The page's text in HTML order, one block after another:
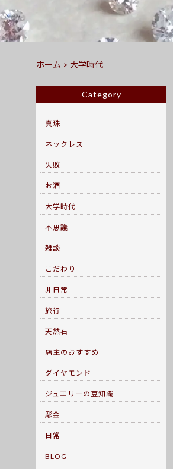
ホーム > 大学時代
Category
真珠
ネックレス
失敗
お酒
大学時代
不思議
雑談
こだわり
非日常
旅行
天然石
店主のおすすめ
ダイヤモンド
ジュエリーの豆知識
彫金
日常
BLOG